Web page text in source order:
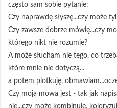
często sam sobie pytanie:
Czy naprawdę słyszę...czy może
Czy zawsze dobrze mówię...czy
którego nikt nie rozumie?
A może słucham nie tego, co
które mnie nie dotyczą...
a potem plotkuję,
Czy moja mowa jest - tak jak
nie...czy może kombinuję,